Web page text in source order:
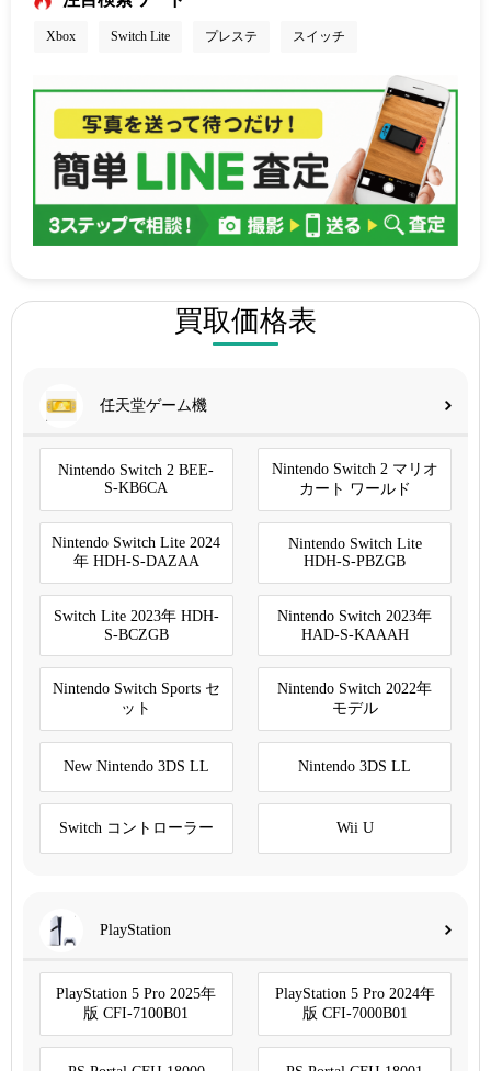
Xbox Switch Lite プレステ スイッチ
買取価格表
任天堂ゲーム機
Nintendo Switch 2 BEE-
S-KB6CA
Nintendo Switch 2 マリオ
カート ワールド
Nintendo Switch Lite 2024
年 HDH-S-DAZAA
Nintendo Switch Lite
HDH-S-PBZGB
Switch Lite 2023年 HDH-
S-BCZGB
Nintendo Switch 2023年
HAD-S-KAAAH
Nintendo Switch Sports セ
ット
Nintendo Switch 2022年
モデル
New Nintendo 3DS LL Nintendo 3DS LL
Switch コントローラー Wii U
PlayStation
PlayStation 5 Pro 2025年
版 CFI-7100B01
PlayStation 5 Pro 2024年
版 CFI-7000B01